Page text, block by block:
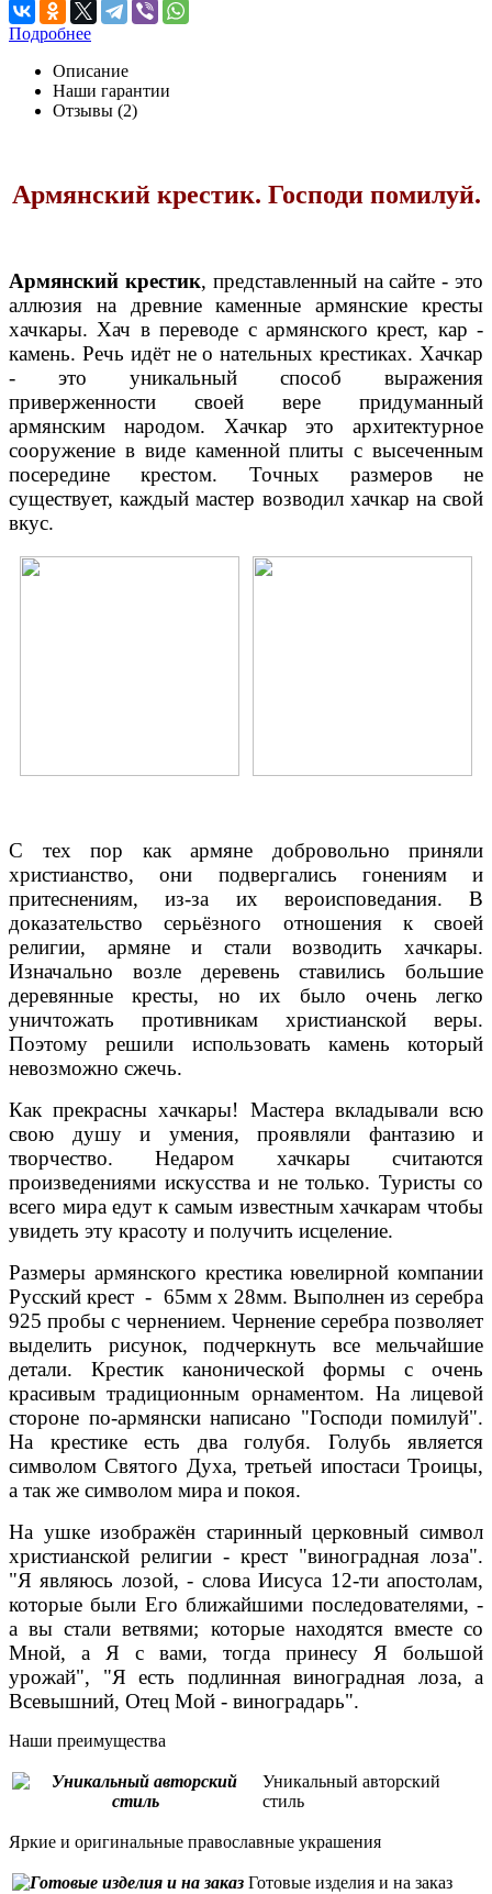
Подробнее
Описание
Наши гарантии
Отзывы (2)
Армянский крестик. Господи помилуй.
Армянский крестик, представленный на сайте - это
аллюзия на древние каменные армянские кресты
хачкары. Хач в переводе с армянского крест, кар -
камень. Речь идёт не о нательных крестиках. Хачкар
- это уникальный способ выражения
приверженности своей вере придуманный
армянским народом. Хачкар это архитектурное
сооружение в виде каменной плиты с высеченным
посередине крестом. Точных размеров не
существует, каждый мастер возводил хачкар на свой
вкус.
С тех пор как армяне добровольно приняли
христианство, они подвергались гонениям и
притеснениям, из-за их вероисповедания. В
доказательство серьёзного отношения к своей
религии, армяне и стали возводить хачкары.
Изначально возле деревень ставились большие
деревянные кресты, но их было очень легко
уничтожать противникам христианской веры.
Поэтому решили использовать камень который
невозможно сжечь.
Как прекрасны хачкары! Мастера вкладывали всю
свою душу и умения, проявляли фантазию и
творчество. Недаром хачкары считаются
произведениями искусства и не только. Туристы со
всего мира едут к самым известным хачкарам чтобы
увидеть эту красоту и получить исцеление.
Размеры армянского крестика ювелирной компании
Русский крест - 65мм х 28мм. Выполнен из серебра
925 пробы с чернением. Чернение серебра позволяет
выделить рисунок, подчеркнуть все мельчайшие
детали. Крестик канонической формы с очень
красивым традиционным орнаментом. На лицевой
стороне по-армянски написано "Господи помилуй".
На крестике есть два голубя. Голубь является
символом Святого Духа, третьей ипостаси Троицы,
а так же символом мира и покоя.
На ушке изображён старинный церковный символ
христианской религии - крест "виноградная лоза".
"Я являюсь лозой, - слова Иисуса 12-ти апостолам,
которые были Его ближайшими последователями, -
а вы стали ветвями; которые находятся вместе со
Мной, а Я с вами, тогда принесу Я большой
урожай", "Я есть подлинная виноградная лоза, а
Всевышний, Отец Мой - виноградарь".
Наши преимущества
Уникальный авторский
стиль
Яркие и оригинальные православные украшения
Готовые изделия и на заказ